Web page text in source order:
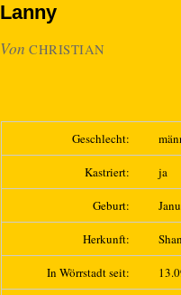
Lanny
Von CHRISTIAN
Geschlecht:
Kastriert: ja
Geburt:
Herkunft:
In Wörrstadt seit: